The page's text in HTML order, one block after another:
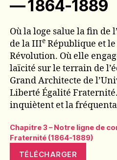
— 1864-1889
Où la loge salue la fin de
de la IIIe République et
Révolution. Où elle
laïcité sur le terrain de
Grand Architecte de
Liberté Égalité
inquiètent et la
Chapitre 3 – Notre ligne de
Fraternité (1864-1889)
TÉLÉCHARGER